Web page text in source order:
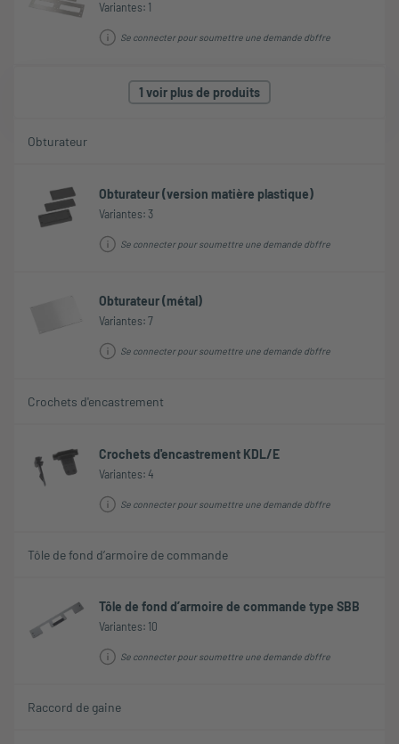
Variantes: 1
Se connecter pour soumettre une demande d'offre
1 voir plus de produits
Obturateur
Obturateur (version matière plastique)
Variantes: 3
Se connecter pour soumettre une demande d'offre
Obturateur (métal)
Variantes: 7
Se connecter pour soumettre une demande d'offre
Crochets d'encastrement
Crochets d'encastrement KDL/E
Variantes: 4
Se connecter pour soumettre une demande d'offre
Tôle de fond d’armoire de commande
Tôle de fond d’armoire de commande type SBB
Variantes: 10
Se connecter pour soumettre une demande d'offre
Raccord de gaine